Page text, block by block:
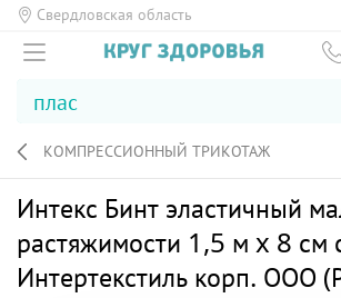
Свердловская область
КОМПРЕССИОННЫЙ ТРИКОТАЖ
Интекс Бинт эластичный
растяжимости 1,5 м x 8 см
Интертекстиль корп. ООО